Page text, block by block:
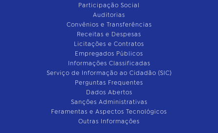
Participação Social
Auditorias
Convênios e Transferências
Receitas e Despesas
Licitações e Contratos
Empregados Públicos
Informações Classificadas
Serviço de Informação ao Cidadão (SIC)
Perguntas Frequentes
Dados Abertos
Sanções Administrativas
Feramentas e Aspectos Tecnológicos
Outras Informações